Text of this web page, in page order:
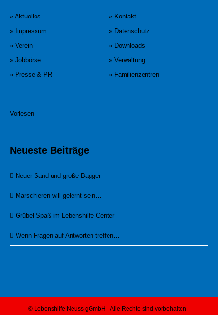
» Aktuelles
» Kontakt
» Impressum
» Datenschutz
» Verein
» Downloads
» Jobbörse
» Verwaltung
» Presse & PR
» Familienzentren
Vorlesen
Neueste Beiträge
Neuer Sand und große Bagger
Marschieren will gelernt sein…
Grübel-Spaß im Lebenshilfe-Center
Wenn Fragen auf Antworten treffen…
© Lebenshilfe Neuss gGmbH - Alle Rechte sind vorbehalten -